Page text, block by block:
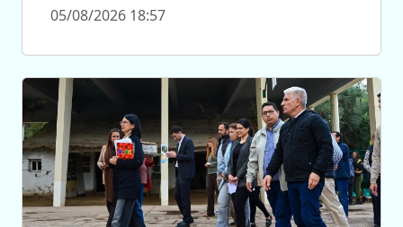
05/08/2026 18:57